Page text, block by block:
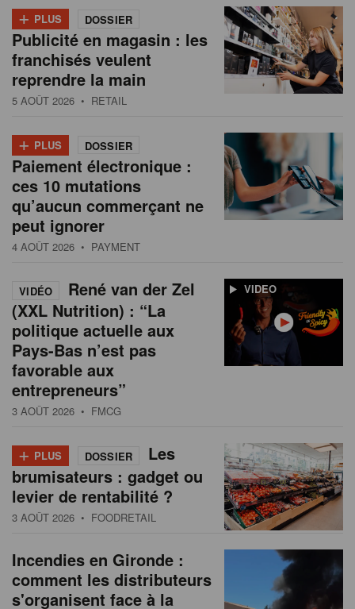
+ PLUS DOSSIER
Publicité en magasin : les
franchisés veulent
reprendre la main
5 AOÛT 2026 • RETAIL
+ PLUS DOSSIER
Paiement électronique :
ces 10 mutations
qu’aucun commerçant ne
peut ignorer
4 AOÛT 2026 • PAYMENT
VIDEO
VIDÉO
René van der Zel
(XXL Nutrition) : “La
politique actuelle aux
Pays-Bas n’est pas
favorable aux
entrepreneurs”
3 AOÛT 2026 • FMCG
+ PLUS DOSSIER
Les
brumisateurs : gadget ou
levier de rentabilité ?
3 AOÛT 2026 • FOODRETAIL
Incendies en Gironde :
comment les distributeurs
s'organisent face à la